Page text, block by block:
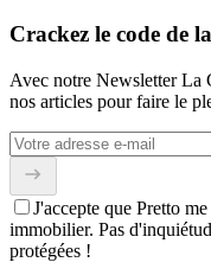
Crackez le code de
Avec notre Newsletter La
nos articles pour faire le
J'accepte que Pretto
immobilier. Pas
protégées !